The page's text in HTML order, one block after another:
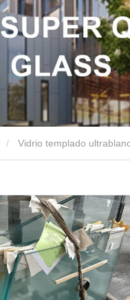
Vidrio templado